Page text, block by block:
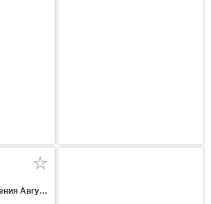
Акционные предложения Августа